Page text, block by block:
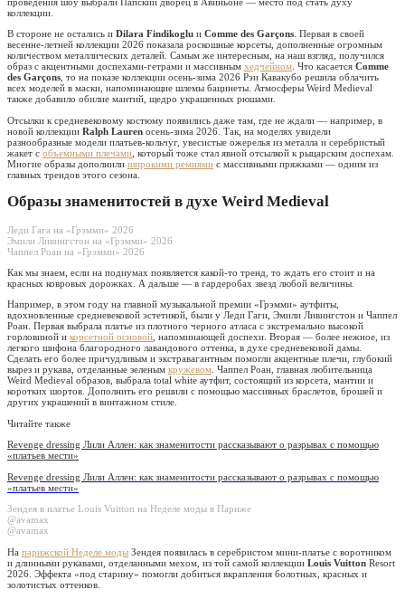
коллекции.
В стороне не остались и Dilara Findikoglu и Comme des Garçons. Первая в своей
весенне-летней коллекции 2026 показала роскошные корсеты, дополненные огромным
количеством металлических деталей. Самым же интересным, на наш взгляд, получился
образ с акцентными доспехами-гетрами и массивным хедчейном. Что касается Comme
des Garçons, то на показе коллекции осень-зима 2026 Рэи Кавакубо решила облачить
всех моделей в маски, напоминающие шлемы бацинеты. Атмосферы Weird Medieval
также добавило обилие мантий, щедро украшенных рюшами.
Отсылки к средневековому костюму появились даже там, где не ждали — например, в
новой коллекции Ralph Lauren осень-зима 2026. Так, на моделях увидели
разнообразные модели платьев-кольчуг, увесистые ожерелья из металла и серебристый
жакет с объемными плечами , который тоже стал явной отсылкой к рыцарским доспехам.
Многие образы дополнили широкими ремнями с массивными пряжками — одним из
главных трендов этого сезона.
Образы знаменитостей в духе Weird Medieval
Леди Гага на «Грэмми» 2026
Эмили Ливингстон на «Грэмми» 2026
Чаппел Роан на «Грэмми» 2026
Как мы знаем, если на подиумах появляется какой-то тренд, то ждать его стоит и на
красных ковровых дорожках. А дальше — в гардеробах звезд любой величины.
Например, в этом году на главной музыкальной премии «Грэмми» аутфиты,
вдохновленные средневековой эстетикой, были у Леди Гаги, Эмили Ливингстон и Чаппел
Роан. Первая выбрала платье из плотного черного атласа с экстремально высокой
горловиной и корсетной основой, напоминающей доспехи. Вторая — более нежное, из
легкого шифона благородного лавандового оттенка, в духе средневековой дамы.
Сделать его более причудливым и экстравагантным помогли акцентные плечи, глубокий
вырез и рукава, отделанные зеленым кружевом. Чаппел Роан, главная любительница
Weird Medieval образов, выбрала total white аутфит, состоящий из корсета, мантии и
коротких шортов. Дополнить его решили с помощью массивных браслетов, брошей и
других украшений в винтажном стиле.
Читайте также
Revenge dressing Лили Аллен: как знаменитости рассказывают о разрывах c помощью
«платьев мести»
Revenge dressing Лили Аллен: как знаменитости рассказывают о разрывах c помощью
«платьев мести»
Зендея в платье Louis Vuitton на Неделе моды в Париже
@avamax
@avamax
На парижской Неделе моды Зендея появилась в серебристом мини-платье с воротником
и длинными рукавами, отделанными мехом, из той самой коллекции Louis Vuitton Resort
2026. Эффекта «под старину» помогли добиться вкрапления болотных, красных и
золотистых оттенков.